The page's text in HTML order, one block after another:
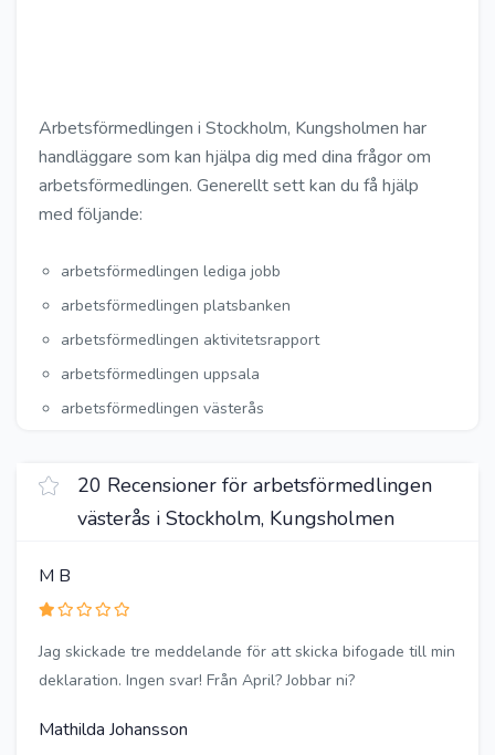
Arbetsförmedlingen i Stockholm, Kungsholmen har
handläggare som kan hjälpa dig med dina frågor om
arbetsförmedlingen. Generellt sett kan du få hjälp
med följande:
arbetsförmedlingen lediga jobb
arbetsförmedlingen platsbanken
arbetsförmedlingen aktivitetsrapport
arbetsförmedlingen uppsala
arbetsförmedlingen västerås
20 Recensioner för arbetsförmedlingen
västerås i Stockholm, Kungsholmen
M B
Jag skickade tre meddelande för att skicka bifogade till min
deklaration. Ingen svar! Från April? Jobbar ni?
Mathilda Johansson